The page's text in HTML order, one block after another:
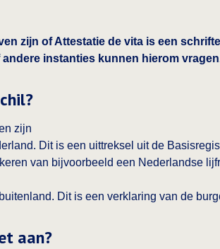
zijn of Attestatie de vita is een
instanties kunnen hierom
zijn
Dit is een uittreksel uit de
van bijvoorbeeld een Nederlandse
Dit is een verklaring van de
aan?